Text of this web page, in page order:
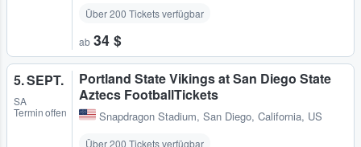
Über 200 Tickets verfügbar
ab 34 $
5. SEPT.
SA
Termin offen
Portland State Vikings at San Diego State
Aztecs FootballTickets
Snapdragon Stadium, San Diego, California, US
Über 200 Tickets verfügbar